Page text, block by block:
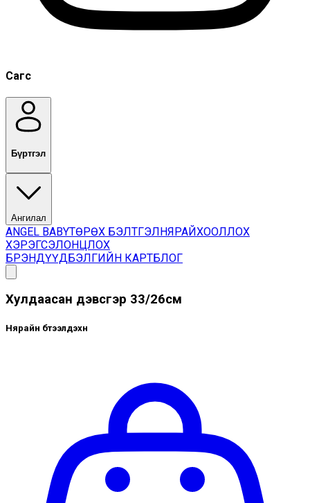
Сагс
Бүртгэл
Ангилал
ANGEL BABYТӨРӨХ БЭЛТГЭЛНЯРАЙХООЛЛОХ
ХЭРЭГСЭЛОНЦЛОХ
БРЭНДҮҮДБЭЛГИЙН КАРТБЛОГ
Хулдаасан дэвсгэр 33/26см
Нярайн бүтээлдэхүүн